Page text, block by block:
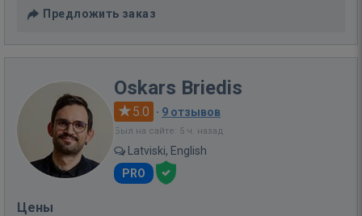
Предложить заказ
Oskars Briedis
5.0 · 9 отзывов
Был на сайте: 5 ч. назад
Latviski, English
PRO
Цены